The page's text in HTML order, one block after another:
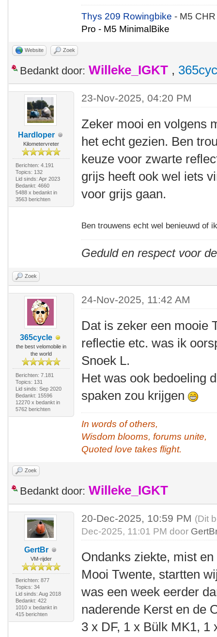
Thys 209 Rowingbike- M5
Pro - M5 MinimalBike
Website Zoek
Bedankt door: Willeke_IGKT ,
Hardloper
Kilometervreter
Berichten: 4.191
Topics: 132
Lid sinds: Apr 2023
Bedankt: 4660
5488 x bedankt in
3563 berichten
23-Nov-2025, 04:20 PM
Zeker mooi en volgens
het echt gezien. Ben
keuze voor zwarte
grijs heeft ook wel iets
voor grijs gaan.
Ben trouwens echt wel benieuwd of
Geduld en respect voor
Zoek
365cycle
the best velomobile in
the world
Berichten: 7.181
Topics: 131
Lid sinds: Sep 2020
Bedankt: 15596
12270 x bedankt in
5762 berichten
24-Nov-2025, 11:42 AM
Dat is zeker een mooie
reflectie etc. was ik
Snoek L.
Het was ook bedoeling
spaken zou krijgen
In words of others,
Wisdom blooms, forums unite,
Quoted love takes flight.
Zoek
Bedankt door: Willeke_IGKT
GertBr
VM-rijder
Berichten: 877
Topics: 34
Lid sinds: Aug 2018
Bedankt: 422
1010 x bedankt in
415 berichten
20-Dec-2025, 10:59 PM (Dit
Dec-2025, 11:01 PM door
Ondanks ziekte, mist
Mooi Twente, startten
was een week eerder
naderende Kerst en de
3 x DF, 1 x Bülk MK1, 1